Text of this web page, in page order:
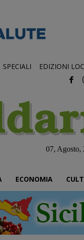
SPECIALI EDIZIONI
07, Agosto,
ECONOMIA